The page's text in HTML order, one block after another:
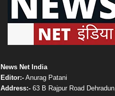
News Net India
Editor:-Anurag Patani
Address:-63 B Rajpur Road Dehradun,